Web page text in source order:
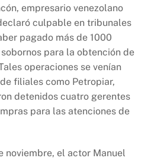
empresario venezolano
culpable en tribunales
pagado más de 1000
para la obtención de
operaciones se venían
filiales como Petropiar,
detenidos cuatro gerentes
para las atenciones de
noviembre, el actor Manuel